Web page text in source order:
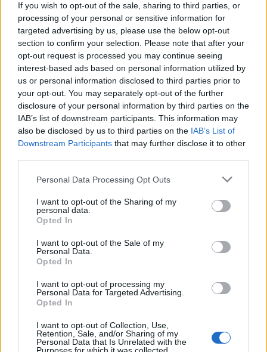
If you wish to opt-out of the sale, sharing to third parties, or
processing of your personal or sensitive information for
targeted advertising by us, please use the below opt-out
section to confirm your selection. Please note that after your
opt-out request is processed you may continue seeing
interest-based ads based on personal information utilized by
us or personal information disclosed to third parties prior to
your opt-out. You may separately opt-out of the further
disclosure of your personal information by third parties on the
IAB’s list of downstream participants. This information may
also be disclosed by us to third parties on the IAB’s List of
Downstream Participants that may further disclose it to other
Personal Data Processing Opt Outs
I want to opt-out of the Sharing of my
personal data.
Opted In
I want to opt-out of the Sale of my
Personal Data.
Opted In
I want to opt-out of processing my
Personal Data for Targeted Advertising.
Opted In
I want to opt-out of Collection, Use,
Retention, Sale, and/or Sharing of my
Personal Data that Is Unrelated with the
profesionales independientes relacionados con el
diseño y el arte. Este comité técnico atenderá a la
calidad artística y/o cultural, la idoneidad para
adaptarla al espacio y la trayectoria del solicitante
como principales criterios para seleccionar las seis
obras que serán finalmente expuestas en el interior de
los vehículos de la empresa de transportes.
Esta nueva iniciativa a bordo de los vehículos de
Guaguas Municipales, que contará con una audiencia
potencial de centenares de miles de espectadores,
ofrece continuidad a la serie de proyectos culturales
cómicas, fotografías y otras creaciones artísticas
valoradas por los viajeros.
[En la imagen adjunta, Ro Chyo explica el proceso de
José Eduardo Ramírez y Pedro Quevedo,
respectivamente, en la edición 2019 de la
Guaguas Municipales despliega un